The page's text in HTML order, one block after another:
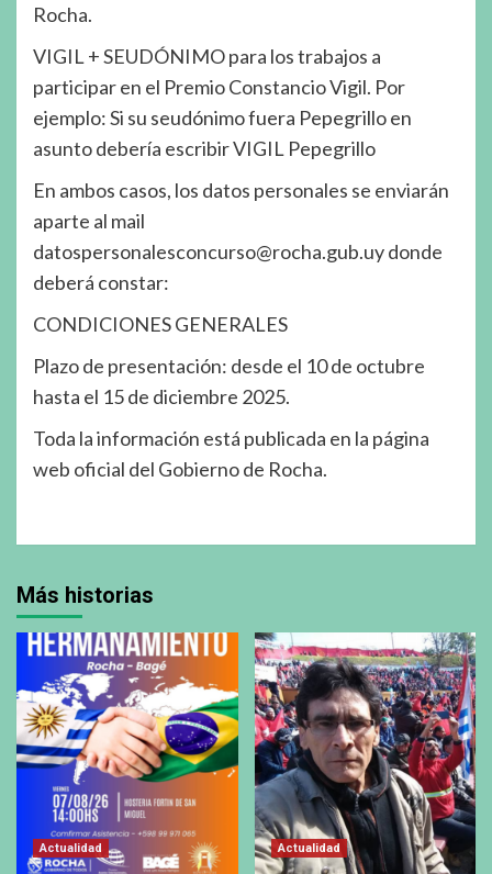
Rocha.
VIGIL + SEUDÓNIMO para los trabajos a
participar en el Premio Constancio Vigil. Por
ejemplo: Si su seudónimo fuera Pepegrillo en
asunto debería escribir VIGIL Pepegrillo
En ambos casos, los datos personales se enviarán
aparte al mail
datospersonalesconcurso@rocha.gub.uy donde
deberá constar:
CONDICIONES GENERALES
Plazo de presentación: desde el 10 de octubre
hasta el 15 de diciembre 2025.
Toda la información está publicada en la página
web oficial del Gobierno de Rocha.
Más historias
Actualidad Actualidad